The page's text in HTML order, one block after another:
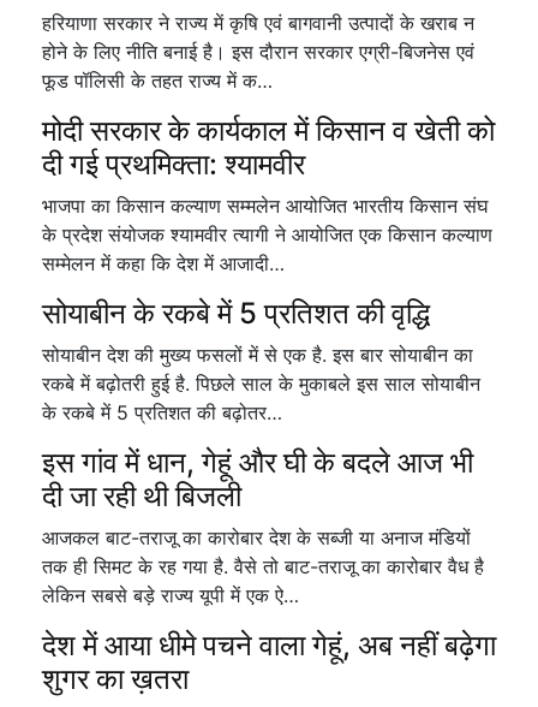
हरियाणा सरकार ने राज्य में कृषि एवं बागवानी उत्पादों के खराब न
होने के लिए नीति बनाई है। इस दौरान सरकार एग्री-बिजनेस एवं
फूड पॉलिसी के तहत राज्य में क…
मोदी सरकार के कार्यकाल में किसान व खेती को
दी गई प्रथमिक्ता: श्यामवीर
भाजपा का किसान कल्याण सम्मलेन आयोजित भारतीय किसान संघ
के प्रदेश संयोजक श्यामवीर त्यागी ने आयोजित एक किसान कल्याण
सम्मेलन में कहा कि देश में आजादी…
सोयाबीन के रकबे में 5 प्रतिशत की वृद्धि
सोयाबीन देश की मुख्य फसलों में से एक है. इस बार सोयाबीन का
रकबे में बढ़ोतरी हुई है. पिछले साल के मुकाबले इस साल सोयाबीन
के रकबे में 5 प्रतिशत की बढ़ोतर…
इस गांव में धान, गेहूं और घी के बदले आज भी
दी जा रही थी बिजली
आजकल बाट-तराजू का कारोबार देश के सब्जी या अनाज मंडियों
तक ही सिमट के रह गया है. वैसे तो बाट-तराजू का कारोबार वैध है
लेकिन सबसे बड़े राज्य यूपी में एक ऐ…
देश में आया धीमे पचने वाला गेहूं, अब नहीं बढ़ेगा
शुगर का ख़तरा